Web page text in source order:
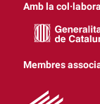
Amb la
Membres